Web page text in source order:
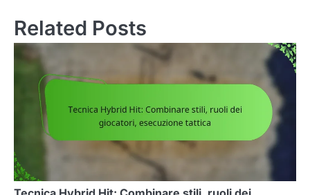
Related Posts